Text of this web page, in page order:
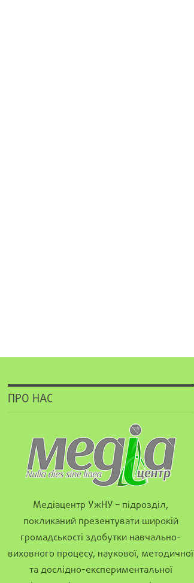
ПРО НАС
Медіацентр УжНУ – підрозділ,
покликаний презентувати широкій
громадськості здобутки навчально-
виховного процесу, наукової, методичної
та дослідно-експериментальної